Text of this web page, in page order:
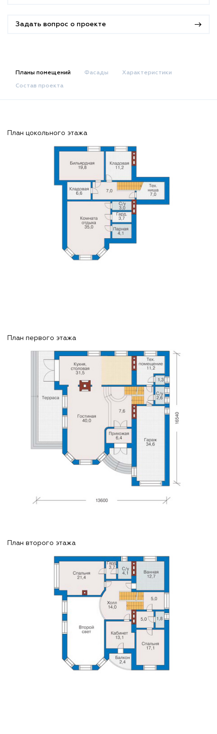
Задать вопрос о проекте
Планы помещений Фасады Характеристики
Состав проекта
План цокольного этажа
План первого этажа
План второго этажа